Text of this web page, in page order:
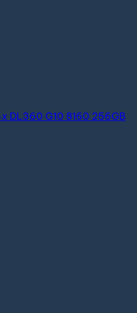
DL360 G10 8160 256GB